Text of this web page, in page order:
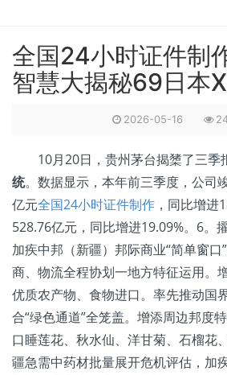
全国24小时证件制
智慧大揭秘69日本
2026-05-16
10月20日，贵州茅台揭橥了三季
统。数据显示，本年前三季度，公司
亿元全国24小时证件制作 ，同比增进
528.76亿元，同比增进19.09%。6。
加疾中邦（新疆）邦际商业“简单窗
商、物流全程协划一地方特征运用。
优质农产物、食物进口。率先推动国
合“绿色通道”全笼盖。增添周边邦度
口睡莲花、秋水仙、洋甘菊、石榴花
疆急需中药材批量展开危机评估，加